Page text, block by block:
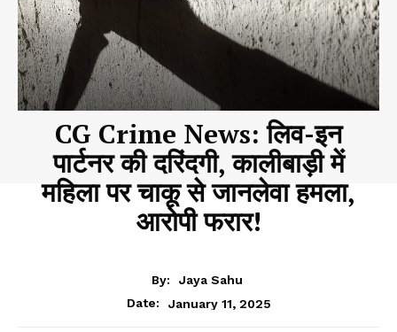
CG Crime News: लिव-इन
पार्टनर की दरिंदगी, कालीबाड़ी में
महिला पर चाकू से जानलेवा हमला,
आरोपी फरार!
By:
Jaya Sahu
Date:
January 11, 2025